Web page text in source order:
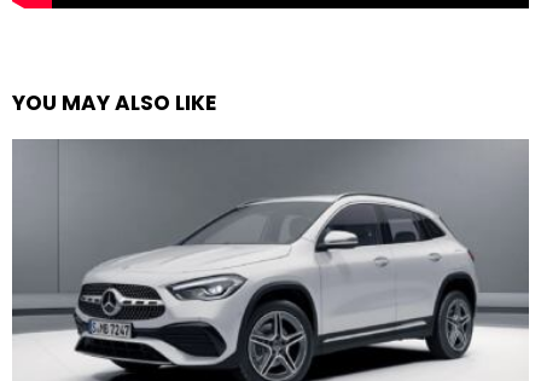
YOU MAY ALSO LIKE